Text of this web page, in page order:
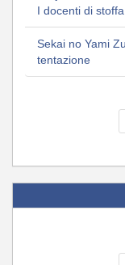
I docenti di stoffa
Sekai no Yami
tentazione